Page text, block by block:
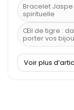
Bracelet
spirituelle
Œil de tigre :
porter vos
À quel poignet
Découvrez le
Voir plus